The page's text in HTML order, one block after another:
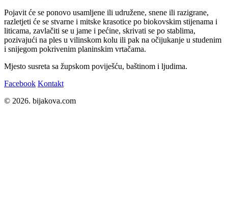
Pojavit će se ponovo usamljene ili udružene, snene ili razigrane,
razletjeti će se stvarne i mitske krasotice po biokovskim stijenama i
liticama, zavlačiti se u jame i pećine, skrivati se po stablima,
pozivajući na ples u vilinskom kolu ili pak na očijukanje u studenim
i snijegom pokrivenim planinskim vrtačama.
Mjesto susreta sa župskom poviješću, baštinom i ljudima.
Facebook Kontakt
© 2026. bijakova.com